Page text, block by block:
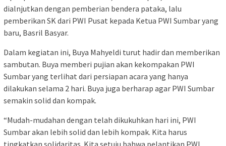
dialnjutkan dengan pemberian bendera pataka, lalu
pemberikan SK dari PWI Pusat kepada Ketua PWI Sumbar yang
baru, Basril Basyar.
Dalam kegiatan ini, Buya Mahyeldi turut hadir dan memberikan
sambutan. Buya memberi pujian akan kekompakan PWI
Sumbar yang terlihat dari persiapan acara yang hanya
dilakukan selama 2 hari. Buya juga berharap agar PWI Sumbar
semakin solid dan kompak.
“Mudah-mudahan dengan telah dikukuhkan hari ini, PWI
Sumbar akan lebih solid dan lebih kompak. Kita harus